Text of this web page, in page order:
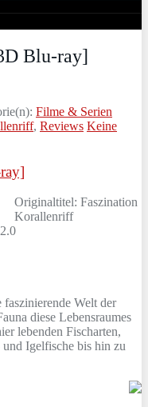
Blu-ray]
Filme & Serien
, Reviews Keine
Originaltitel: Faszination
Korallenriff
Welt der
diese Lebensraumes
lebenden Fischarten,
Igelfische bis hin zu